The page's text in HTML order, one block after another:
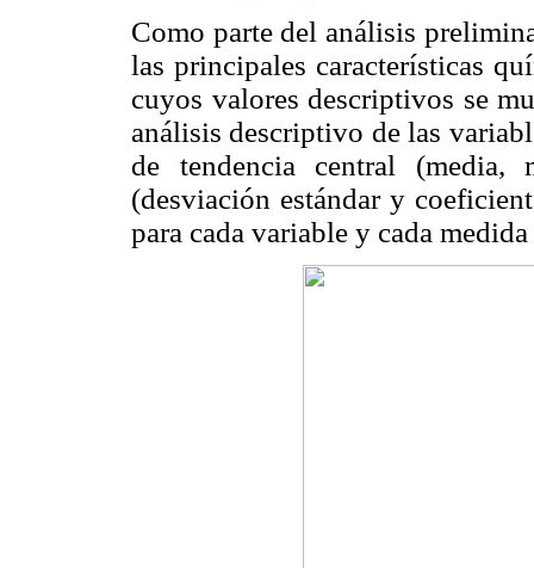
Como parte del análisis
las principales características
cuyos valores descriptivos se
análisis descriptivo de las
de tendencia central (media,
(desviación estándar y
para cada variable y cada